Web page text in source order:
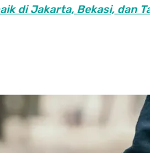
di Jakarta, Bekasi, dan